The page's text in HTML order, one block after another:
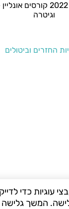
כל הזכויות שמורות © 2022 קורסים
וגיטרה
החזרים וביטולים
כדי לדייק
המשך גלישה